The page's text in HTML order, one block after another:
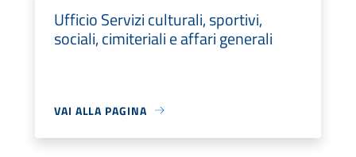
Ufficio Servizi culturali, sportivi,
sociali, cimiteriali e affari generali
VAI ALLA PAGINA